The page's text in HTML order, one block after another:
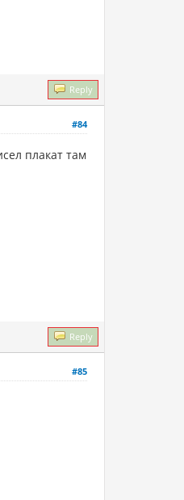
Reply
#84
плакат там
Reply
#85